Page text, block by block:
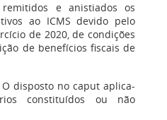
e anistiados os
ao ICMS devido pelo
de 2020, de condições
de benefícios fiscais de
disposto no caput aplica-
constituídos ou não